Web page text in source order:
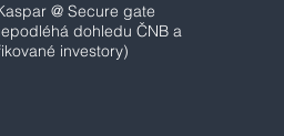
@ Secure gate
dohledu ČNB a
investory)